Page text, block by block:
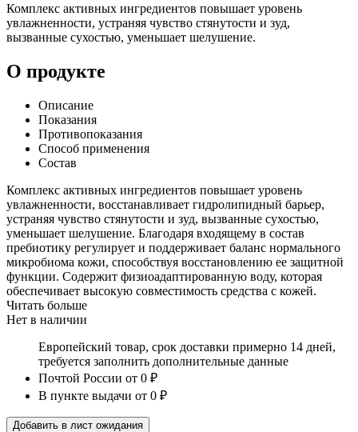
Комплекс активных ингредиентов повышает уровень
увлажненности, устраняя чувство стянутости и зуд,
вызванные сухостью, уменьшает шелушение.
О продукте
Описание
Показания
Противопоказания
Способ применения
Состав
Комплекс активных ингредиентов повышает уровень
увлажненности, восстанавливает гидролипидный барьер,
устраняя чувство стянутости и зуд, вызванные сухостью,
уменьшает шелушение. Благодаря входящему в состав
пребиотику регулирует и поддерживает баланс нормального
микробиома кожи, способствуя восстановлению ее защитной
функции. Содержит физиоадаптированную воду, которая
обеспечивает высокую совместимость средства с кожей.
Читать больше
Нет в наличии
Европейский товар, срок доставки примерно 14 дней,
требуется заполнить дополнительные данные
Почтой России от 0 ₽
В пункте выдачи от 0 ₽
Добавить в лист ожидания